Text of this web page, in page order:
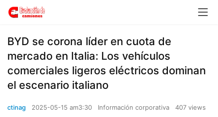
​​BYD se corona líder en cuota de
mercado en Italia: Los vehículos
comerciales ligeros eléctricos dominan
el escenario italiano​​
ctinag 2025-05-15 am3:30 Información corporativa 407 views